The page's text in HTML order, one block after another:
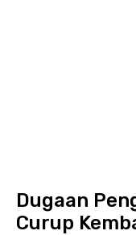
Dugaan
Curup